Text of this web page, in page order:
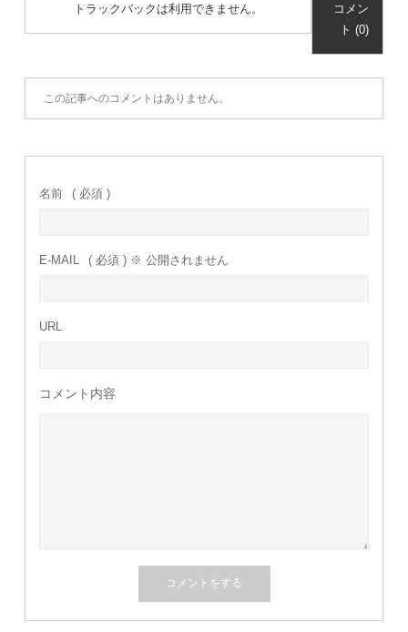
トラックバックは利用できません。
コメン
ト (0)
この記事へのコメントはありません。
名前 ( 必須 )
E-MAIL ( 必須 ) ※ 公開されません
URL
コメント内容